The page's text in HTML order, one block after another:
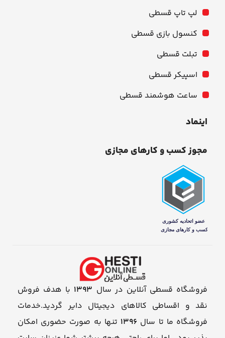
لپ تاپ قسطی
کنسول بازی قسطی
تبلت قسطی
اسپیکر قسطی
ساعت هوشمند قسطی
اینماد
مجوز کسب و کارهای مجازی
فروشگاه قسطی آنلاین در سال 1393 با هدف فروش
نقد و اقساطی کالاهای دیجیتال دایر گردید.خدمات
فروشگاه ما تا سال 1396 تنها به صورت حضوری امکان